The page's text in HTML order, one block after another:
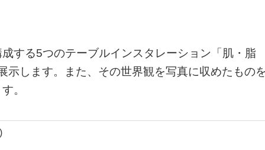
する5つのテーブルインスタレーション「肌・脂
します。また、その世界観を写真に収めたもの
。